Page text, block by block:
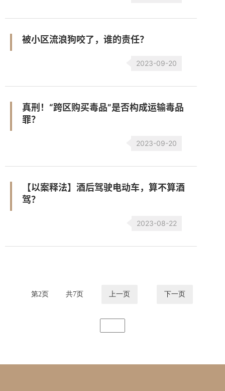
被小区流浪狗咬了，谁的责任？
2023-09-20
真刑！“跨区购买毒品”是否构成运输毒品
罪？
2023-09-20
【以案释法】酒后驾驶电动车，算不算酒
驾？
2023-08-22
第2页 共7页 上一页 下一页